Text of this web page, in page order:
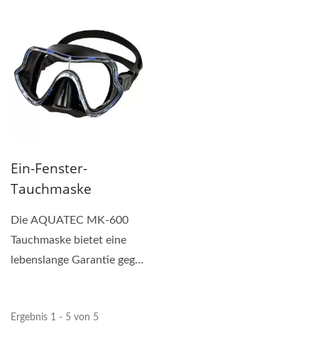
Ein-Fenster-
Tauchmaske
Die AQUATEC MK-600
Tauchmaske bietet eine
lebenslange Garantie gegen
Ergebnis 1 - 5 von 5